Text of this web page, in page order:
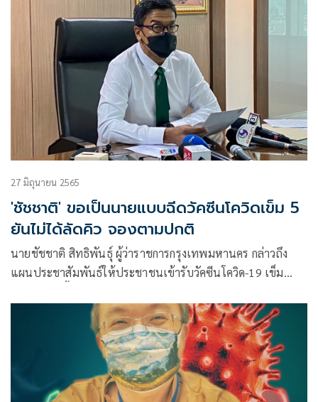
27 มิถุนายน 2565
'ชัชชาติ' ขอเป็นนายแบบฉีดวัคซีนโควิดเข็ม 5
ยันไม่ได้ลัดคิว จองตามปกติ
นายชัชชาติ สิทธิพันธุ์ ผู้ว่าราชการกรุงเทพมหานคร กล่าวถึง
แผนประชาสัมพันธ์ให้ประชาชนเข้ารับวัคซีนโควิด-19 เข็ม
ซีนบูสเตอร์โดสในชุมชนให้มากที่สุด และที่สำคัญคือประชาชน
ต้องเข้ารับเข็มกระตุ้นหลังฉีดวัคซีนโควิด-19 มาแล้ว 4 เดือน